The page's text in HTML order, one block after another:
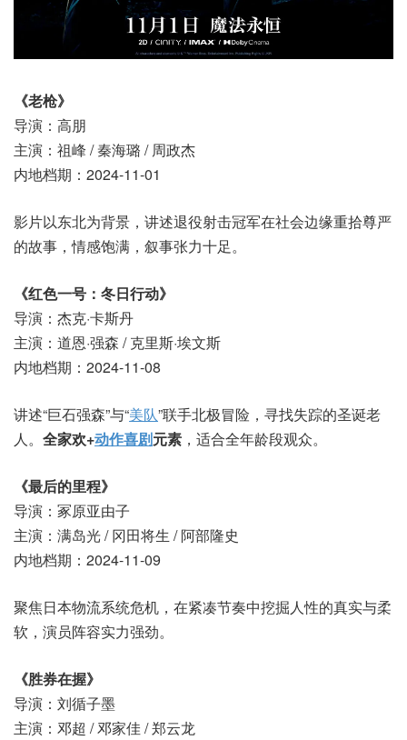
《老枪》
导演：高朋
主演：祖峰 / 秦海璐 / 周政杰
内地档期：2024-11-01
影片以东北为背景，讲述退役射击冠军在社会边缘重拾尊严
的故事，情感饱满，叙事张力十足。
《红色一号：冬日行动》
导演：杰克·卡斯丹
主演：道恩·强森 / 克里斯·埃文斯
内地档期：2024-11-08
讲述“巨石强森”与“美队”联手北极冒险，寻找失踪的圣诞老
人。 全家欢+动作喜剧元素 ，适合全年龄段观众。
《最后的里程》
导演：冢原亚由子
主演：满岛光 / 冈田将生 / 阿部隆史
内地档期：2024-11-09
聚焦日本物流系统危机，在紧凑节奏中挖掘人性的真实与柔
软，演员阵容实力强劲。
《胜券在握》
导演：刘循子墨
主演：邓超 / 邓家佳 / 郑云龙